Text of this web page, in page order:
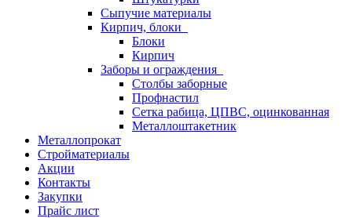
Сыпучие материалы
Кирпич, блоки
Блоки
Кирпич
Заборы и ограждения
Столбы заборные
Профнастил
Сетка рабица, ЦПВС, оцинкованная
Металлоштакетник
Металлопрокат
Стройматериалы
Акции
Контакты
Закупки
Прайс лист